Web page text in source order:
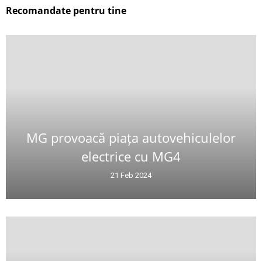
Recomandate pentru tine
MG provoacă piața autovehiculelor
electrice cu MG4
21 Feb 2024